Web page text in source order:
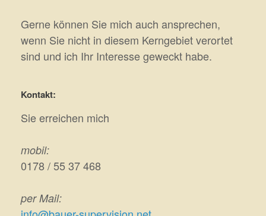
Gerne können Sie mich auch ansprechen,
wenn Sie nicht in diesem Kerngebiet verortet
sind und ich Ihr Interesse geweckt habe.
Kontakt:
Sie erreichen mich
mobil:
0178 / 55 37 468
per Mail: